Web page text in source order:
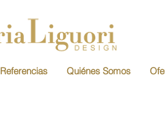
Referencias Quiénes Somos